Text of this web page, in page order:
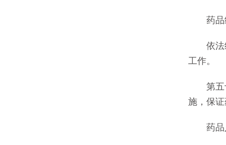
药品经
依法经
工作。
第五十
施，保
药品入